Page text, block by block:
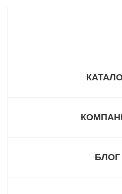
БЛОГ